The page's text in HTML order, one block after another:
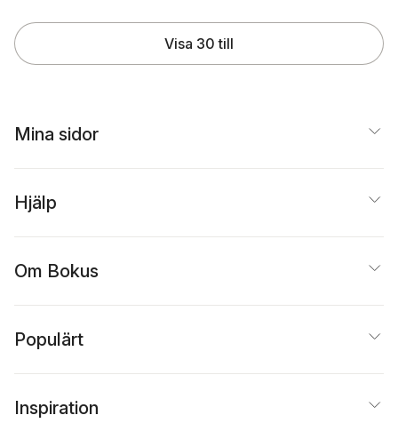
Visa 30 till
Mina sidor
Hjälp
Om Bokus
Populärt
Inspiration